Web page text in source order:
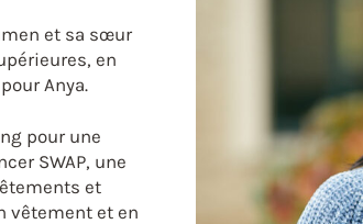
et sa sœur
en
Anya.
pour une
SWAP, une
et
vêtement et en